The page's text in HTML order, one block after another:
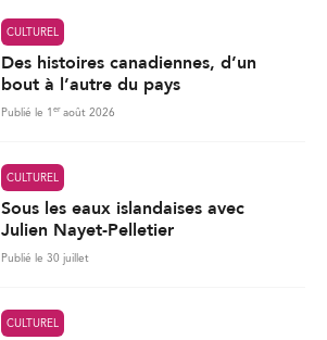
CULTUREL
Des histoires canadiennes, d’un
bout à l’autre du pays
Publié le 1 er août 2026
CULTUREL
Sous les eaux islandaises avec
Julien Nayet-Pelletier
Publié le 30 juillet
CULTUREL